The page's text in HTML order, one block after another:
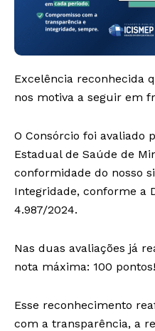
Excelência reconhecida
nos motiva a seguir em
O Consórcio foi avaliado
Estadual de Saúde de
conformidade do nosso
Integridade, conforme a
4.987/2024.
Nas duas avaliações já
nota máxima: 100 pontos!
Esse reconhecimento
com a transparência, a